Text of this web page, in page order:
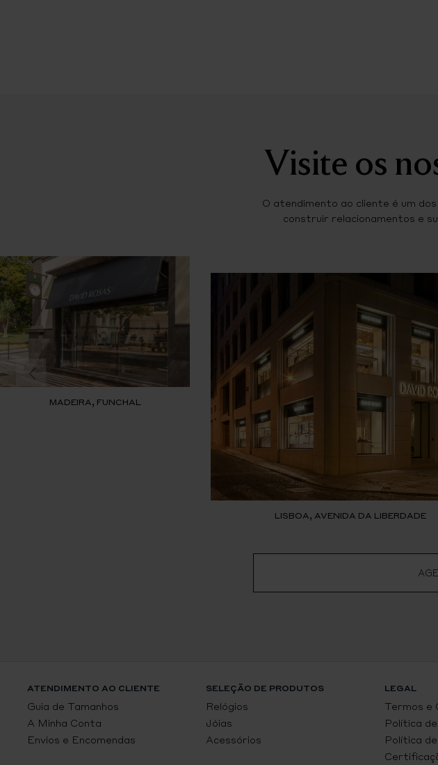
Visite os
O atendimento ao cliente é um
construir relacionamentos e
MADEIRA, FUNCHAL
LISBOA, AVENIDA DA LIBERDADE
ATENDIMENTO AO CLIENTE
Guia de Tamanhos
A Minha Conta
Envios e Encomendas
SELEÇÃO DE PRODUTOS
Relógios
Jóias
Acessórios
LEGAL
Termos e
Política
Política